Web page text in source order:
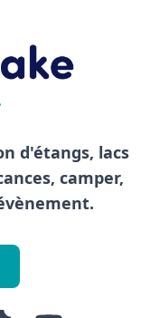
d'étangs, lacs
camper,